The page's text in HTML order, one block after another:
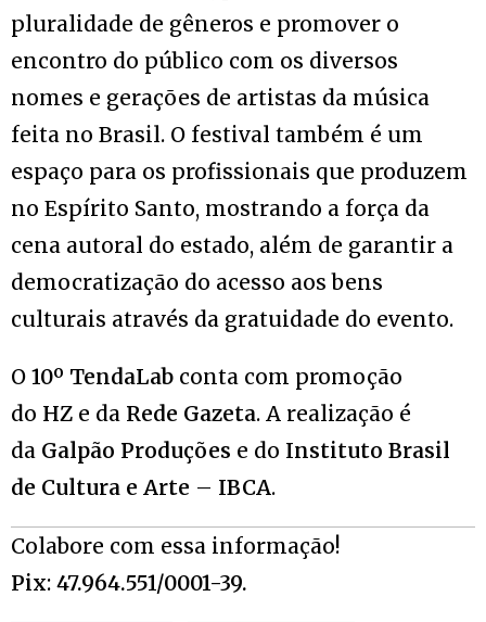
pluralidade de gêneros e promover o
encontro do público com os diversos
nomes e gerações de artistas da música
feita no Brasil. O festival também é um
espaço para os profissionais que produzem
no Espírito Santo, mostrando a força da
cena autoral do estado, além de garantir a
democratização do acesso aos bens
culturais através da gratuidade do evento.
O 10º TendaLab conta com promoção
do HZ e da Rede Gazeta. A realização é
da Galpão Produções e do Instituto Brasil
de Cultura e Arte – IBCA.
Colabore com essa informação!
Pix: 47.964.551/0001-39.